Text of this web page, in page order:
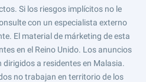
Si los riesgos implícitos no le
con un especialista externo
El material de márketing de esta
en el Reino Unido. Los anuncios
a residentes en Malasia.
no trabajan en territorio de los